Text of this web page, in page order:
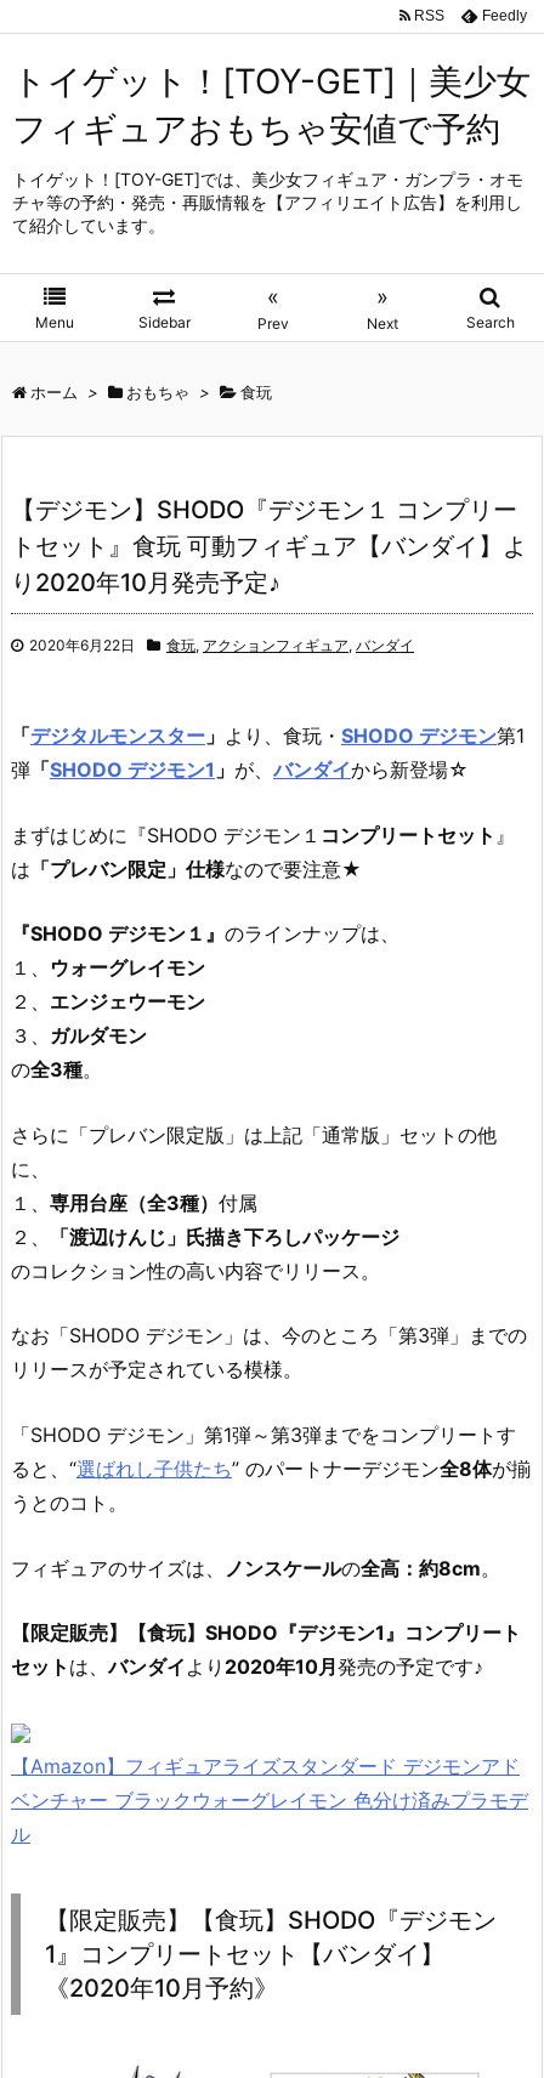
トイゲット！[TOY-GET]｜美少女
フィギュアおもちゃ安値で予約
トイゲット！[TOY-GET]では、美少女フィギュア・ガンプラ・オモ
チャ等の予約・発売・再販情報を【アフィリエイト広告】を利用し
て紹介しています。
Menu Sidebar
«
Prev
»
Next Search
RSS Feedly
ホーム > おもちゃ > 食玩
【デジモン】SHODO『デジモン１ コンプリー
トセット』食玩 可動フィギュア【バンダイ】よ
り2020年10月発売予定♪
2020年6月22日 食玩, アクションフィギュア, バンダイ
「デジタルモンスター 」 より、食玩・ SHODO デジモン第1
弾 「SHODO デジモン1 」 が、バンダイから新登場☆
まずはじめに『SHODO デジモン１ コンプリートセット 』
は 「プレバン限定」仕様なので要注意★
『SHODO デジモン１』 のラインナップは、
１、 ウォーグレイモン
２、 エンジェウーモン
３、 ガルダモン
の全3種。
さらに「プレバン限定版」は上記「通常版」セットの他
に、
１、 専用台座（全3種） 付属
２、
「渡辺けんじ」氏描き下ろしパッケージ
のコレクション性の高い内容でリリース。
なお「SHODO デジモン」は、今のところ「第3弾」までの
リリースが予定されている模様。
「SHODO デジモン」第1弾～第3弾までをコンプリートす
ると、“選ばれし子供たち” のパートナーデジモン全8体が揃
うとのコト。
フィギュアのサイズは、 ノンスケールの全高：約8cm。
【限定販売】【食玩】SHODO『デジモン1』コンプリート
セット は、バンダイ より 2020年10月 発売の予定です♪
【Amazon】フィギュアライズスタンダード デジモンアド
ベンチャー ブラックウォーグレイモン 色分け済みプラモデ
ル
【限定販売】【食玩】SHODO『デジモン
1』コンプリートセット【バンダイ】
《2020年10月予約》